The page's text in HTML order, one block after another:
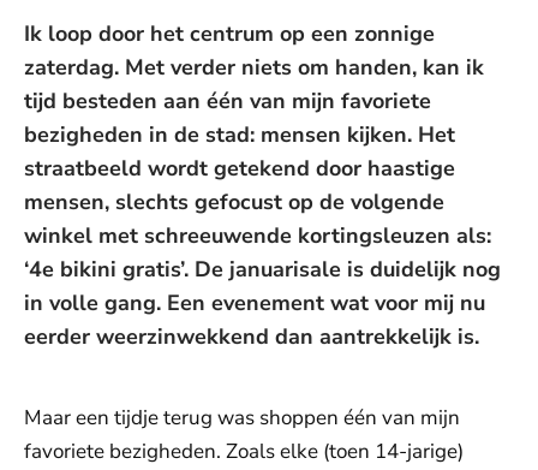
Ik loop door het centrum op een zonnige
zaterdag. Met verder niets om handen, kan ik
tijd besteden aan één van mijn favoriete
bezigheden in de stad: mensen kijken. Het
straatbeeld wordt getekend door haastige
mensen, slechts gefocust op de volgende
winkel met schreeuwende kortingsleuzen als:
‘4e bikini gratis’. De januarisale is duidelijk nog
in volle gang. Een evenement wat voor mij nu
eerder weerzinwekkend dan aantrekkelijk is.
Maar een tijdje terug was shoppen één van mijn
favoriete bezigheden. Zoals elke (toen 14-jarige)